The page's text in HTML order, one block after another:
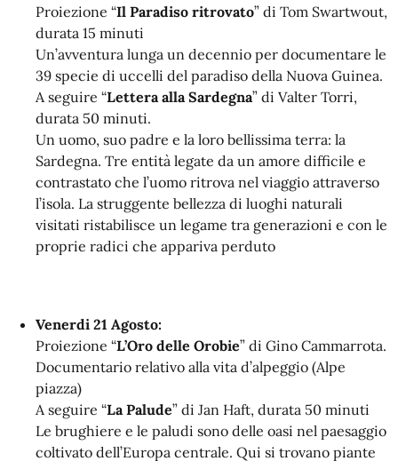
Proiezione “Il Paradiso ritrovato” di Tom Swartwout,
durata 15 minuti
Un’avventura lunga un decennio per documentare le
39 specie di uccelli del paradiso della Nuova Guinea.
A seguire “Lettera alla Sardegna” di Valter Torri,
durata 50 minuti.
Un uomo, suo padre e la loro bellissima terra: la
Sardegna. Tre entità legate da un amore difficile e
contrastato che l’uomo ritrova nel viaggio attraverso
l’isola. La struggente bellezza di luoghi naturali
visitati ristabilisce un legame tra generazioni e con le
proprie radici che appariva perduto
Venerdi 21 Agosto:
Proiezione “L’Oro delle Orobie” di Gino Cammarrota.
Documentario relativo alla vita d’alpeggio (Alpe
piazza)
A seguire “La Palude” di Jan Haft, durata 50 minuti
Le brughiere e le paludi sono delle oasi nel paesaggio
coltivato dell’Europa centrale. Qui si trovano piante